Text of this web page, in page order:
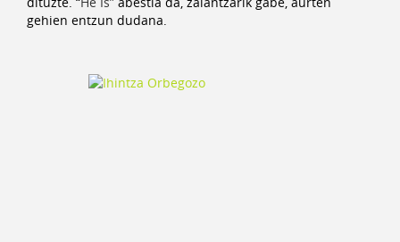
gehien entzun dudana.